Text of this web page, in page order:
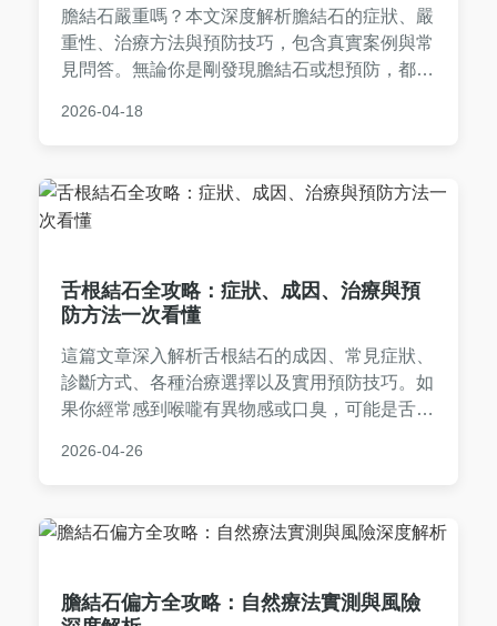
膽結石嚴重嗎？本文深度解析膽結石的症狀、嚴
重性、治療方法與預防技巧，包含真實案例與常
見問答。無論你是剛發現膽結石或想預防，都能
2026-04-18
舌根結石全攻略：症狀、成因、治療與預
防方法一次看懂
這篇文章深入解析舌根結石的成因、常見症狀、
診斷方式、各種治療選擇以及實用預防技巧。如
果你經常感到喉嚨有異物感或口臭，可能是舌根
指南，幫助你徹底解決問題。內容包含詳細的比
2026-04-26
膽結石偏方全攻略：自然療法實測與風險